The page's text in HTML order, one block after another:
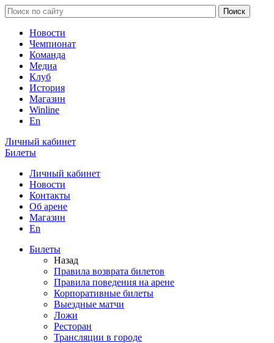
Новости
Чемпионат
Команда
Медиа
Клуб
История
Магазин
Winline
En
Личный кабинет
Билеты
Личный кабинет
Новости
Контакты
Об арене
Магазин
En
Билеты
Назад
Правила возврата билетов
Правила поведения на арене
Корпоративные билеты
Выездные матчи
Ложи
Ресторан
Трансляции в городе